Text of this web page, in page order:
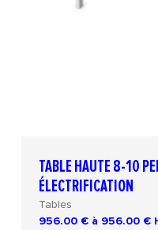
TABLE HAUTE 8-10
ÉLECTRIFICATION
Tables
956.00 € à 956.00 €